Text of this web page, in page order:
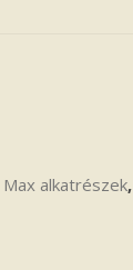
Max alkatrészek,